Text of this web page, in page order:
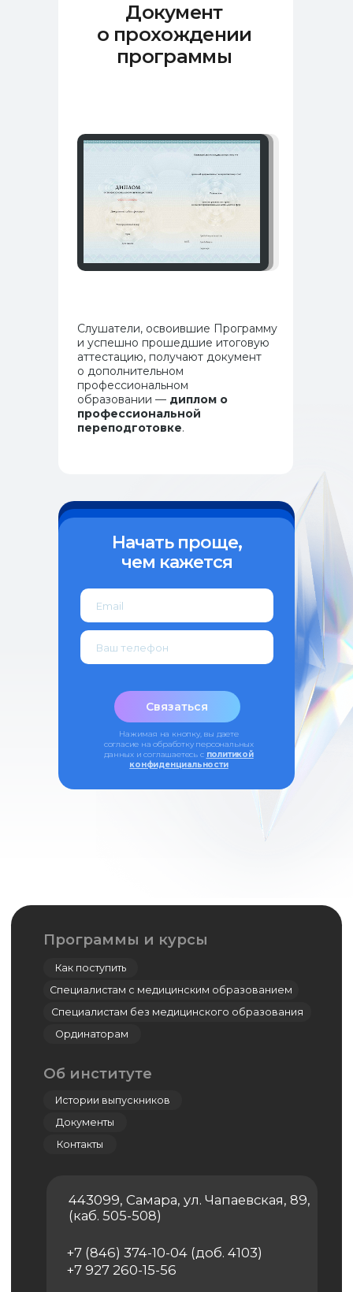
Документ
о прохождении
программы
Слушатели, освоившие Программу
и успешно прошедшие итоговую
аттестацию, получают документ
о дополнительном
профессиональном
образовании — диплом о
профессиональной
переподготовке.
Начать проще,
чем кажется
Связаться
Нажимая на кнопку, вы даете
согласие на обработку персональных
данных и соглашаетесь c политикой
конфиденциальности